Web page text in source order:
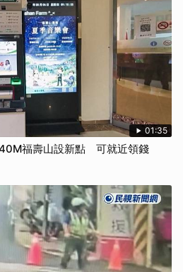
01:35
福壽山設新點 可就近領錢